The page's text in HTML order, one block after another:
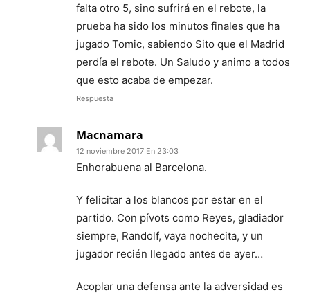
falta otro 5, sino sufrirá en el rebote, la
prueba ha sido los minutos finales que ha
jugado Tomic, sabiendo Sito que el Madrid
perdía el rebote. Un Saludo y animo a todos
que esto acaba de empezar.
Respuesta
Macnamara
12 noviembre 2017 En 23:03
Enhorabuena al Barcelona.
Y felicitar a los blancos por estar en el
partido. Con pívots como Reyes, gladiador
siempre, Randolf, vaya nochecita, y un
jugador recién llegado antes de ayer…
Acoplar una defensa ante la adversidad es